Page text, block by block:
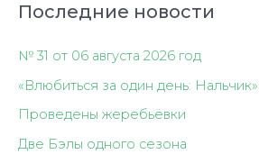
Последние новости
№ 31 от 06 августа 2026 год
«Влюбиться за один день: Нальчик»
Проведены жеребьёвки
Две Бэлы одного сезона